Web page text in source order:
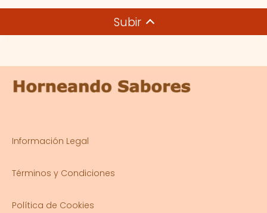
Subir
Información Legal
Términos y Condiciones
Política de Cookies